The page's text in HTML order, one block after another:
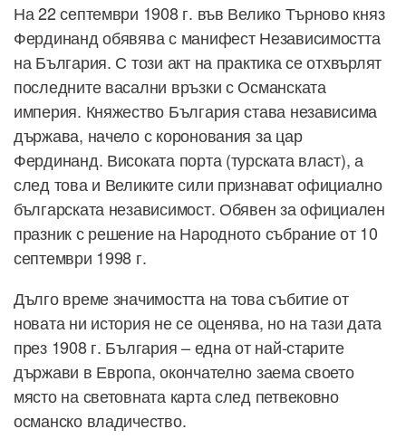
На 22 септември 1908 г. във Велико Търново княз
Фердинанд обявява с манифест Независимостта
на България. С този акт на практика се отхвърлят
последните васални връзки с Османската
империя. Княжество България става независима
държава, начело с коронования за цар
Фердинанд. Високата порта (турската власт), а
след това и Великите сили признават официално
българската независимост. Обявен за официален
празник с решение на Народното събрание от 10
септември 1998 г.
Дълго време значимостта на това събитие от
новата ни история не се оценява, но на тази дата
през 1908 г. България – една от най-старите
държави в Европа, окончателно заема своето
място на световната карта след петвековно
османско владичество.